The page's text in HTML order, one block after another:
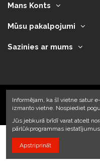
Mans Konts
Mūsu pakalpojumi
Sazinies ar mums
2023 ©
Informējam, ka šī vietne satur
izmanto vietne. Nospiediet
Jūs jebkurā brīdī varat atcelt
pārlūkprogrammas
Apstriprināt